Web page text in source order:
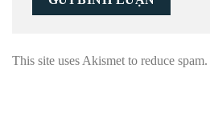
This site uses Akismet to reduce spam.